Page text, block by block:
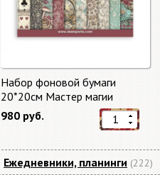
Набор фоновой бумаги
20*20см Мастер магии
"Master of Magic" 10 листов +
бонус от Stamperia
980 руб.
Ежедневники, планинги (222)